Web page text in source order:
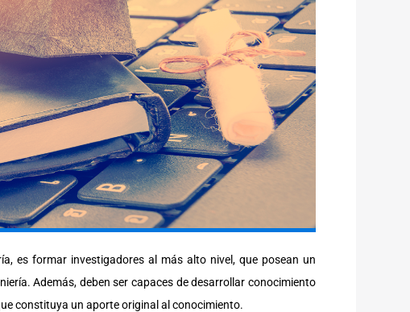
es formar investigadores al más alto nivel, que posean un
Además, deben ser capaces de desarrollar conocimiento
constituya un aporte original al conocimiento.